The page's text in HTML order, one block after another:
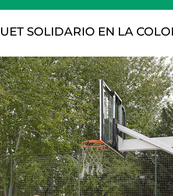
SOLIDARIO EN LA